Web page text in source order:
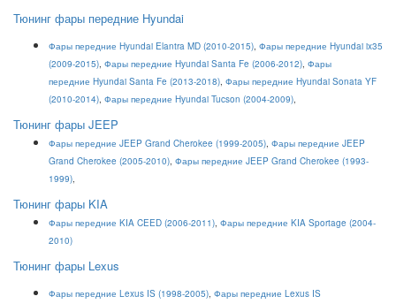
Тюнинг фары передние Hyundai
Фары передние Hyundai Elantra MD (2010-2015), Фары передние Hyundai ix35
(2009-2015), Фары передние Hyundai Santa Fe (2006-2012), Фары
передние Hyundai Santa Fe (2013-2018), Фары передние Hyundai Sonata YF
(2010-2014), Фары передние Hyundai Tucson (2004-2009),
Тюнинг фары JEEP
Фары передние JEEP Grand Cherokee (1999-2005), Фары передние JEEP
Grand Cherokee (2005-2010), Фары передние JEEP Grand Cherokee (1993-
1999),
Тюнинг фары KIA
Фары передние KIA CEED (2006-2011), Фары передние KIA Sportage (2004-
2010)
Тюнинг фары Lexus
Фары передние Lexus IS (1998-2005), Фары передние Lexus IS